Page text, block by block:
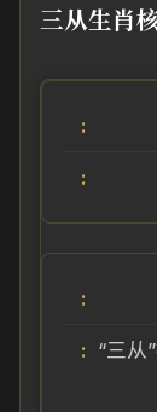
三从生肖
“三从